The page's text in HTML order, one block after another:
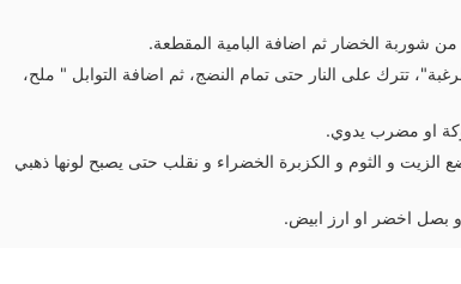
شوربة الخضار ثم اضافة البامية المقطعة.
تترك على النار حتى تمام النضج، ثم اضافة التوابل " ملح،
او مضرب يدوي.
الزيت و الثوم و الكزبرة الخضراء و نقلب حتى يصبح لونها ذهبي
اخضر او ارز ابيض.